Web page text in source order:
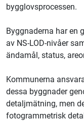
bygglovsprocessen.
Byggnaderna har en
av NS-LOD-nivåer
ändamål, status,
Kommunerna
dessa byggnader
detaljmätning, men
fotogrammetrisk